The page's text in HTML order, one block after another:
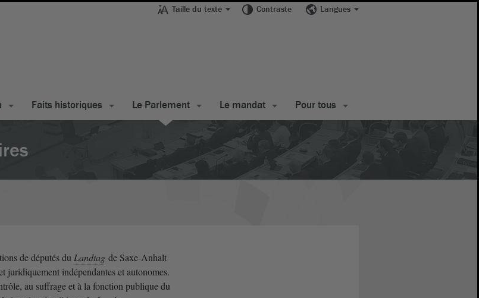
Taille du texte Contraste Langues
Faits historiques Le Parlement Le mandat Pour tous
de députés du Landtag de Saxe-Anhalt
juridiquement indépendantes et autonomes.
au suffrage et à la fonction publique du